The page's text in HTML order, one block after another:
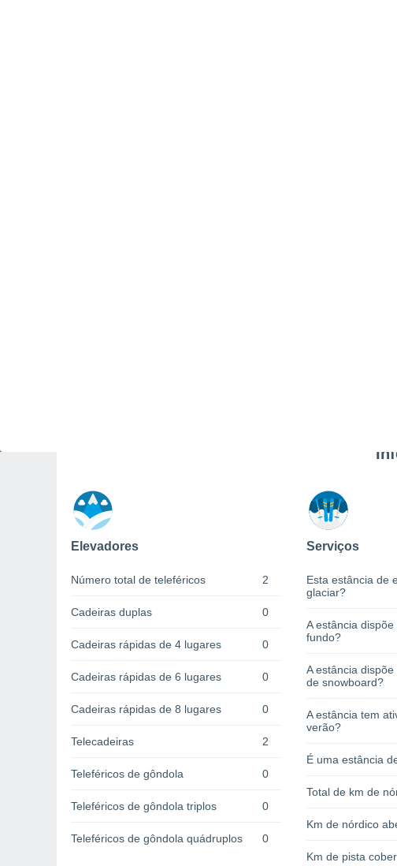
Elevadores
Número total de teleféricos 2
Cadeiras duplas 0
Cadeiras rápidas de 4 lugares 0
Cadeiras rápidas de 6 lugares 0
Cadeiras rápidas de 8 lugares 0
Telecadeiras 2
Teleféricos de gôndola 0
Teleféricos de gôndola triplos 0
Teleféricos de gôndola quádruplos 0
Serviços
Esta estância de
glaciar?
A estância
fundo?
A estância
de snowboard?
A estância tem
verão?
É uma estância
Total de km de
Km de nórdico
Km de pista